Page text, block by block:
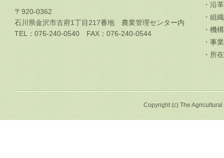
〒920-0362
石川県金沢市古府1丁目217番地 農業管理センター内
TEL：076-240-0540 FAX：076-240-0544
・沿革
・組
・機
・事
・所
Copyright (c) The